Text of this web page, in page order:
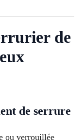
de
de serrure
ou verrouillée